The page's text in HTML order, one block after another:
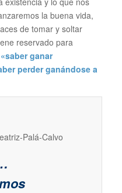
la buena vida,
de tomar y soltar
reservado para
«saber ganar
perder ganándose a